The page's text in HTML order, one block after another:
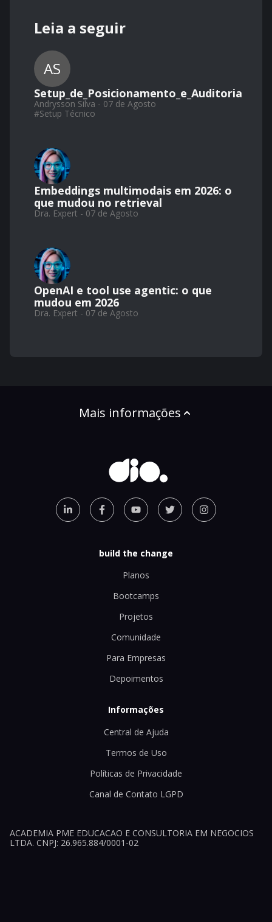
Leia a seguir
AS
Setup_de_Posicionamento_e_Auditoria
Andrysson Silva - 07 de Agosto
#Setup Técnico
Embeddings multimodais em 2026: o
que mudou no retrieval
Dra. Expert - 07 de Agosto
OpenAI e tool use agentic: o que
mudou em 2026
Dra. Expert - 07 de Agosto
Mais informações
build the change
Planos
Bootcamps
Projetos
Comunidade
Para Empresas
Depoimentos
Informações
Central de Ajuda
Termos de Uso
Políticas de Privacidade
Canal de Contato LGPD
ACADEMIA PME EDUCACAO E CONSULTORIA EM NEGOCIOS
LTDA. CNPJ: 26.965.884/0001-02